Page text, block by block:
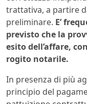
trattativa, a partire
preliminare. E’
previsto che la
esito dell’affare,
rogito notarile.
In presenza di più
principio del